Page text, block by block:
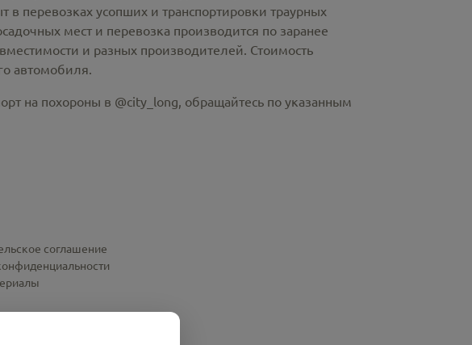
усопших и транспортировки траурных
мест и перевозка производится по заранее
и разных производителей. Стоимость
автомобиля.
на похороны в @city_long, обращайтесь по указанным
соглашение